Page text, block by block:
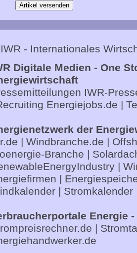
- Internationales
Digitale Medien - One
IWR-
Energiejobs.de |
der
| Windbranche.de |
Branche |
|
|
| Stromkalender
Energie
|